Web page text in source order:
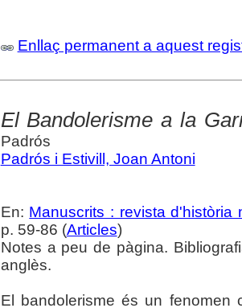
Enllaç permanent a aquest
El Bandolerisme a la
Padrós
Padrós i Estivill, Joan Antoni
En: Manuscrits : revista d'història
p. 59-86 (Articles)
Notes a peu de pàgina.
anglès.
El bandolerisme és un fenomen